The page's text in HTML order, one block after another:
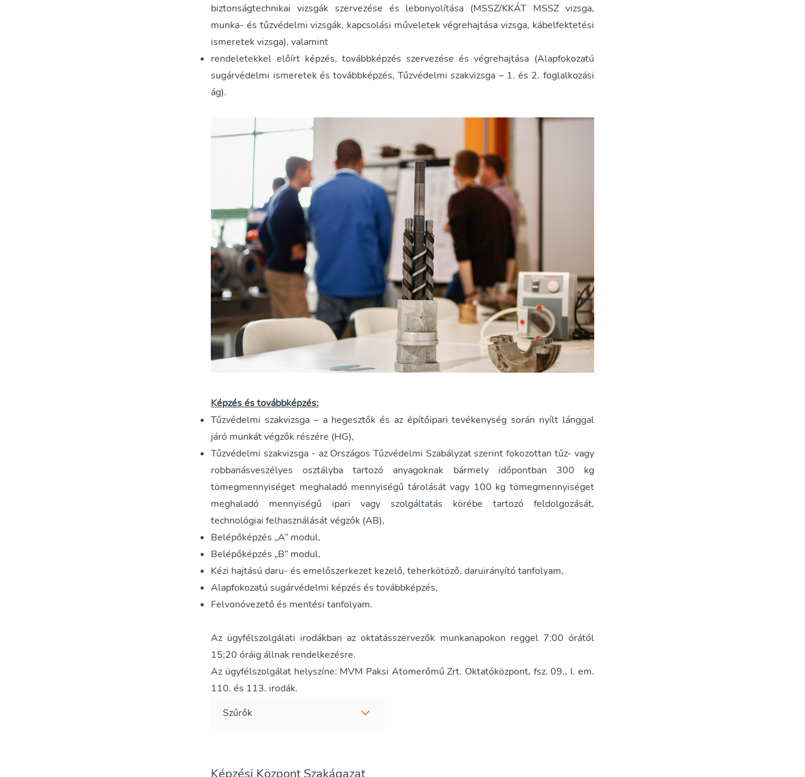
biztonságtechnikai vizsgák szervezése és lebonyolítása (MSSZ/KKÁT MSSZ vizsga,
munka- és tűzvédelmi vizsgák, kapcsolási műveletek végrehajtása vizsga, kábelfektetési
ismeretek vizsga), valamint
rendeletekkel előírt képzés, továbbképzés szervezése és végrehajtása (Alapfokozatú
sugárvédelmi ismeretek és továbbképzés, Tűzvédelmi szakvizsga – 1. és 2. foglalkozási
ág).
Képzés és továbbképzés:
Tűzvédelmi szakvizsga – a hegesztők és az építőipari tevékenység során nyílt lánggal
járó munkát végzők részére (HG),
Tűzvédelmi szakvizsga - az Országos Tűzvédelmi Szabályzat szerint fokozottan tűz- vagy
robbanásveszélyes osztályba tartozó anyagoknak bármely időpontban 300 kg
tömegmennyiséget meghaladó mennyiségű tárolását vagy 100 kg tömegmennyiséget
meghaladó mennyiségű ipari vagy szolgáltatás körébe tartozó feldolgozását,
technológiai felhasználását végzők (AB),
Belépőképzés „A” modul,
Belépőképzés „B” modul,
Kézi hajtású daru- és emelőszerkezet kezelő, teherkötöző, daruirányító tanfolyam,
Alapfokozatú sugárvédelmi képzés és továbbképzés,
Felvonóvezető és mentési tanfolyam.
Az ügyfélszolgálati irodákban az oktatásszervezők munkanapokon reggel 7:00 órától
15:20 óráig állnak rendelkezésre.
Az ügyfélszolgálat helyszíne: MVM Paksi Atomerőmű Zrt. Oktatóközpont, fsz. 09., I. em.
110. és 113. irodák.
Szűrők
Képzési Központ Szakágazat